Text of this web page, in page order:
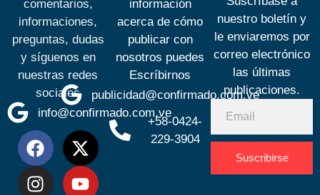
comentarios,
informaciones,
preguntas, dudas
y síguenos en
nuestras redes
sociales
info@confirmado.com.ve
información
acerca de cómo
publicar con
nosotros puedes
Escríbirnos
publicidad@confirmado.com.ve
+58-0424-
229-3904
nuestro boletín y
le enviaremos por
correo electrónico
las últimas
publicaciones.
Suscribirse